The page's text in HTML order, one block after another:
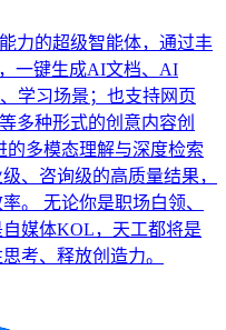
力的超级智能体，通过丰
一键生成AI文档、AI
学习场景；也支持网页
多种形式的创意内容创
多模态理解与深度检索
、咨询级的高质量结果，
。 无论你是职场白领、
媒体KOL，天工都将是
考、释放创造力。